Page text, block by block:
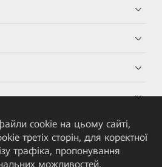
cookie на цьому сайті,
третіх сторін, для коректної
трафіка, пропонування
можливостей,